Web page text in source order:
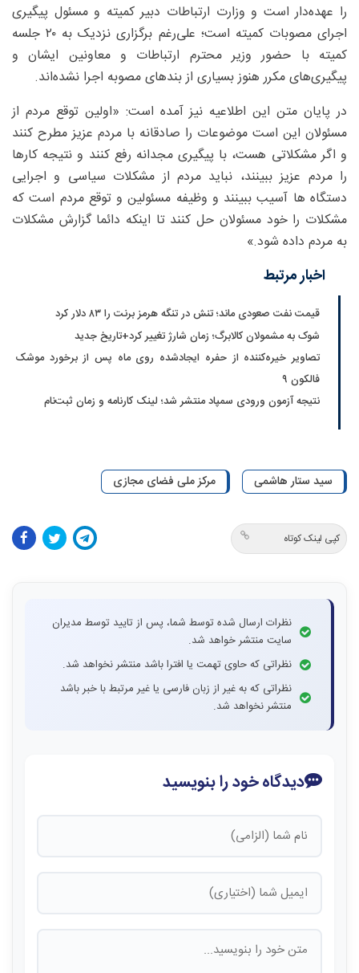
را عهده‌دار است و وزارت ارتباطات دبیر کمیته و مسئول پیگیری
اجرای مصوبات کمیته است؛ علی‌رغم برگزاری نزدیک به ۲۰ جلسه
کمیته با حضور وزیر محترم ارتباطات و معاونین ایشان و
پیگیری‌های مکرر هنوز بسیاری از بندهای مصوبه اجرا نشده‌اند.
در پایان متن این اطلاعیه نیز آمده است: «اولین توقع مردم از
مسئولان این است موضوعات را صادقانه با مردم عزیز مطرح کنند
و اگر مشکلاتی هست، با پیگیری مجدانه رفع کنند و نتیجه کارها
را مردم عزیز ببینند، نباید مردم از مشکلات سیاسی و اجرایی
دستگاه ها آسیب ببینند و وظیفه مسئولین و توقع مردم است که
مشکلات را خود مسئولان حل کنند تا اینکه دائما گزارش مشکلات
به مردم داده شود.»
اخبار مرتبط
قیمت نفت صعودی ماند؛ تنش در تنگه هرمز برنت را ۸۳ دلار کرد
شوک به مشمولان کالابرگ؛ زمان شارژ تغییر کرد+تاریخ جدید
تصاویر خیره‌کننده از حفره ایجادشده روی ماه پس از برخورد موشک
فالکون ۹
نتیجه آزمون ورودی سمپاد منتشر شد؛ لینک کارنامه و زمان ثبت‌نام
سید ستار هاشمی مرکز ملی فضای مجازی
کپی لینک کوتاه
نظرات ارسال شده توسط شما، پس از تایید توسط مدیران
سایت منتشر خواهد شد.
نظراتی که حاوی تهمت یا افترا باشد منتشر نخواهد شد.
نظراتی که به غیر از زبان فارسی یا غیر مرتبط با خبر باشد
منتشر نخواهد شد.
دیدگاه خود را بنویسید